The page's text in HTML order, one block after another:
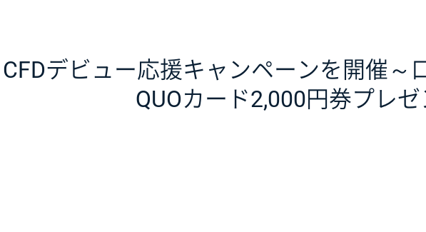
CFDデビュー応援キャンペーンを開催～
QUOカード2,000円券プレゼ